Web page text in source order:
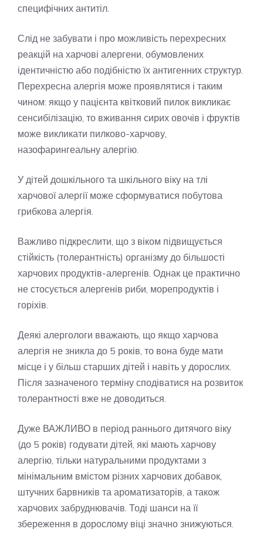
специфічних антитіл.
Слід не забувати і про можливість перехресних
реакцій на харчові алергени, обумовлених
ідентичністю або подібністю їх антигенних структур.
Перехресна алергія може проявлятися і таким
чином: якщо у пацієнта квітковий пилок викликає
сенсибілізацію, то вживання сирих овочів і фруктів
може викликати пилково-харчову,
назофарингеальну алергію.
У дітей дошкільного та шкільного віку на тлі
харчової алергії може сформуватися побутова
грибкова алергія.
Важливо підкреслити, що з віком підвищується
стійкість (толерантність) організму до більшості
харчових продуктів-алергенів. Однак це практично
не стосується алергенів риби, морепродуктів і
горіхів.
Деякі алергологи вважають, що якщо харчова
алергія не зникла до 5 років, то вона буде мати
місце і у більш старших дітей і навіть у дорослих.
Після зазначеного терміну сподіватися на розвиток
толерантності вже не доводиться.
Дуже ВАЖЛИВО в період раннього дитячого віку
(до 5 років) годувати дітей, які мають харчову
алергію, тільки натуральними продуктами з
мінімальним вмістом різних харчових добавок,
штучних барвників та ароматизаторів, а також
харчових забруднювачів. Тоді шанси на її
збереження в дорослому віці значно знижуються.